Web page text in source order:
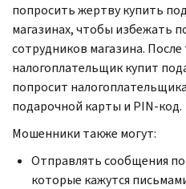
попросить жертву купить
магазинах, чтобы избежать
сотрудников магазина. После
налогоплательщик купит
попросит
подарочной карты и PIN-код.
Мошенники также могут:
Отправлять сообщения
которые кажутся